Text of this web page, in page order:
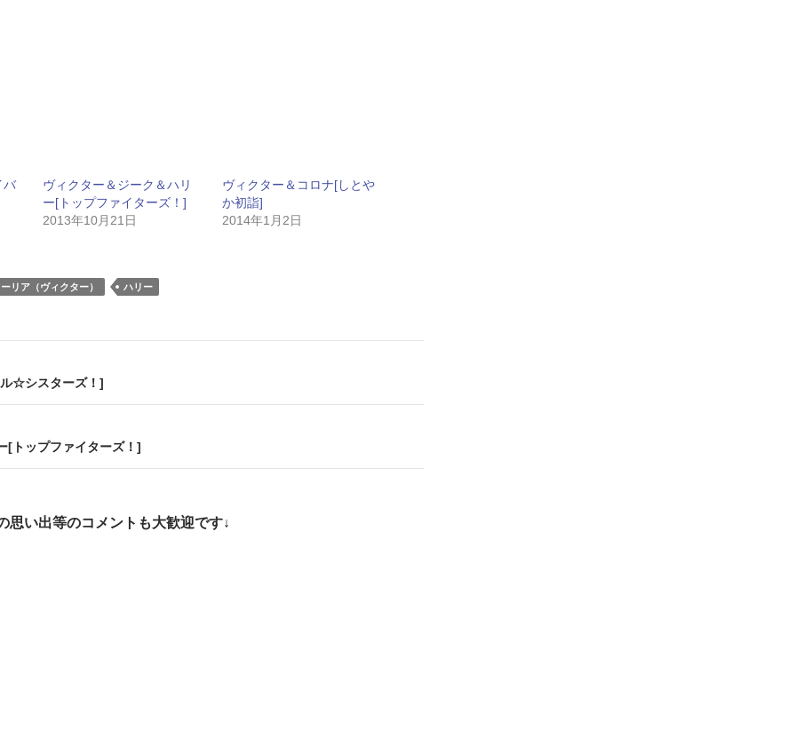
バ
ヴィクター＆ジーク＆ハリ
ー[トップファイターズ！]
2013年10月21日
ヴィクター＆コロナ[しとや
か初詣]
2014年1月2日
リア（ヴィクター） ハリー
☆シスターズ！]
[トップファイターズ！]
思い出等のコメントも大歓迎です↓